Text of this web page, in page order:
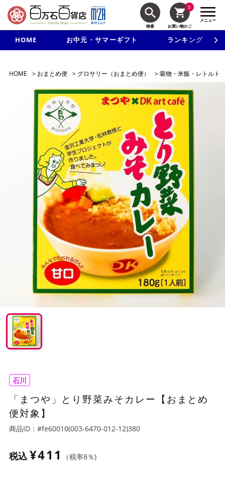
検索
0
お買い物かご
メニュー
HOME お中元・サマーギフト ランキング
新規入会で3千円以上で使える500円クーポンを進呈！
HOME > おまとめ便 > グロサリー（おまとめ便） >吸物・米飯・レトルト
石川
「まつや」とり野菜みそカレー【おまとめ
便対象】
商品ID： #fe60010(003-6470-012-12)380
税込 ¥411 （税率8％)